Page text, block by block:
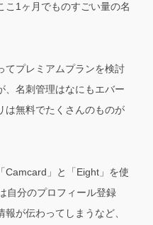
こ1ヶ月でものすごい量の名
てプレミアムプランを検討
、名刺管理はなにもエバー
は無料でたくさんのものが
Camcard」と「Eight」を使
自分のプロフィール登録
が伝わってしまうなど、